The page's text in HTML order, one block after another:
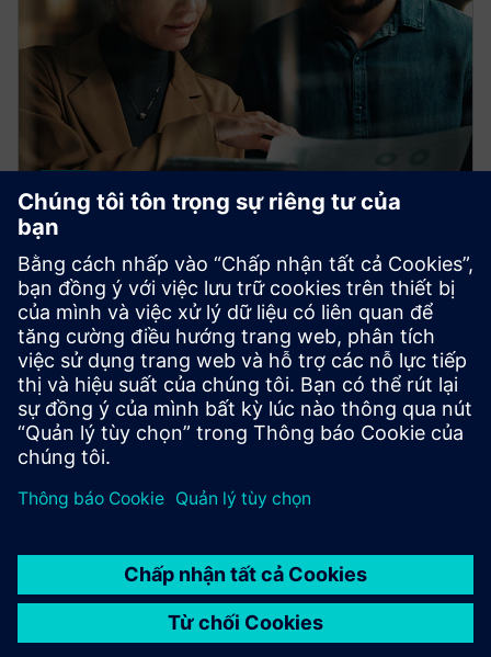
HPCWorks Insight Pro for
License Analytics
Optimize your budget and get the most from your
software assets with real-time insight, advanced
license optimization and lightning-fast performance.